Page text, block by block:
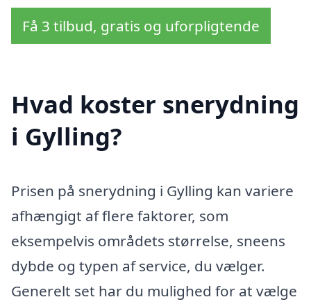
Få 3 tilbud, gratis og uforpligtende
Hvad koster snerydning
i Gylling?
Prisen på snerydning i Gylling kan variere
afhængigt af flere faktorer, som
eksempelvis områdets størrelse, sneens
dybde og typen af service, du vælger.
Generelt set har du mulighed for at vælge